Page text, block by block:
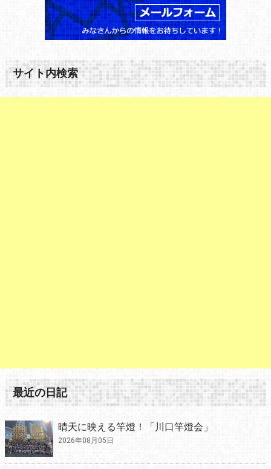
サイト内検索
最近の日記
晴天に映える竿燈！「川口竿燈会」
2026年08月05日